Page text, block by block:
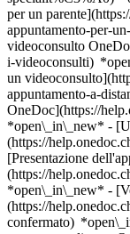
per un
appuntamento-per-
videoconsulto
i-videoconsulti)
un
appuntamento-a-
OneDoc](https://
*open\_in\_new* -
(https://
[Presentazione
(https://
*open\_in\_new* - [Verificare se un appuntamento è confermato](https://help.onedoc.ch/it/verificare-se-un-appuntamento-%C3%A8-confermato) *open\_in\_new* - [Annullare un appuntamento prenotato online su OneDoc](https://help.onedoc.ch/it/annullare-un-appuntamento-prenotato-online-su-onedoc) *open\_in\_new* - [Non ho ricevuto la conferma dell'appuntamento](https://help.onedoc.ch/it/non-ho-ricevuto-la-conferma-dellappuntamento) *open\_in\_new* [Vedi tutti i nostri articoli *open\_in\_new*](https://help.onedoc.ch/it/) close ## Modifica la ricerca ![Casa con segno più che indica che la consultazione può essere effettuata in sede](https://www.onedoc.ch/assets/images/icons/on-site.svg) In loco ![Fotocamera con simbolo play che indica che la consultazione